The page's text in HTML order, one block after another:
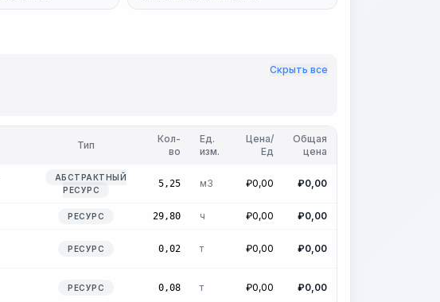
Скрыть все
Тип
Кол-
во
Ед.
изм.
Цена/
Ед
Общая
цена
АБСТРАКТНЫЙ
РЕСУРС
5,25 м3 ₽0,00 ₽0,00
РЕСУРС 29,80 ч ₽0,00 ₽0,00
РЕСУРС 0,02 т ₽0,00 ₽0,00
РЕСУРС 0,08 т ₽0,00 ₽0,00